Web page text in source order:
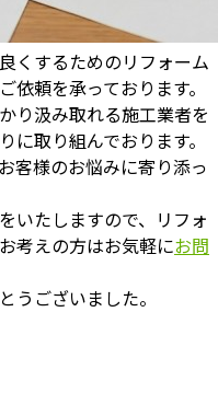
くするためのリフォーム
頼を承っております。
り汲み取れる施工業者を
に取り組んでおります。
客様のお悩みに寄り添っ
いたしますので、リフォ
考えの方はお気軽にお問
うございました。